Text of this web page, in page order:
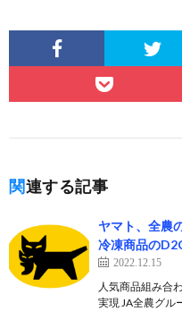
関連する記事
ヤマト、全農
冷凍商品の
2022.12.15
人気商品組み合
実現 JA全農グル